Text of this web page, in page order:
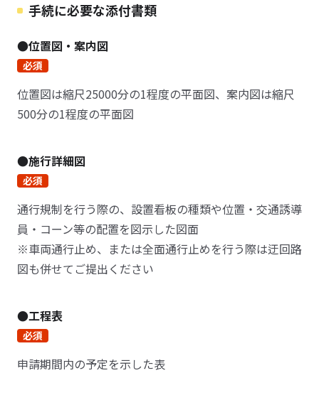
手続に必要な添付書類
●位置図・案内図
必須
位置図は縮尺25000分の1程度の平面図、案内図は縮尺
500分の1程度の平面図
●施行詳細図
必須
通行規制を行う際の、設置看板の種類や位置・交通誘導
員・コーン等の配置を図示した図面
※車両通行止め、または全面通行止めを行う際は迂回路
図も併せてご提出ください
●工程表
必須
申請期間内の予定を示した表